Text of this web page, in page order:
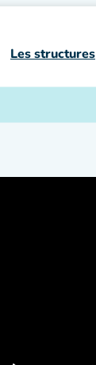
Les structures